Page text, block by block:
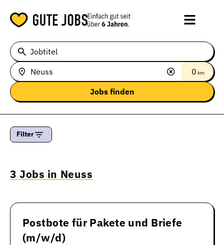
Jobtitel
0 km
Filter
3 Jobs in Neuss
Postbote für Pakete und Briefe
(m/w/d)